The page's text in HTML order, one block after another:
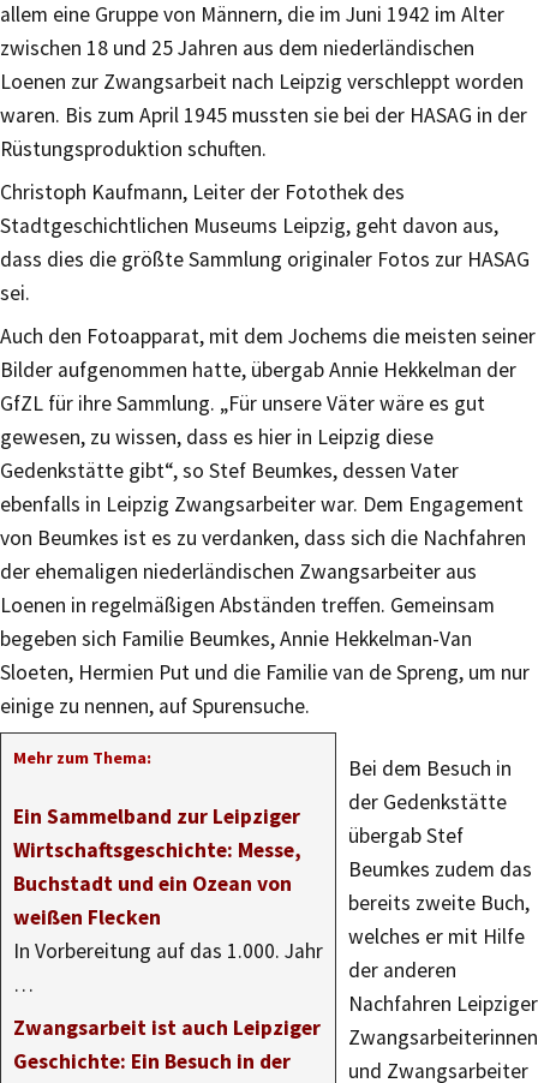
allem eine Gruppe von Männern, die im Juni 1942 im Alter
zwischen 18 und 25 Jahren aus dem niederländischen
Loenen zur Zwangsarbeit nach Leipzig verschleppt worden
waren. Bis zum April 1945 mussten sie bei der HASAG in der
Rüstungsproduktion schuften.
Christoph Kaufmann, Leiter der Fotothek des
Stadtgeschichtlichen Museums Leipzig, geht davon aus,
dass dies die größte Sammlung originaler Fotos zur HASAG
sei.
Auch den Fotoapparat, mit dem Jochems die meisten seiner
Bilder aufgenommen hatte, übergab Annie Hekkelman der
GfZL für ihre Sammlung. „Für unsere Väter wäre es gut
gewesen, zu wissen, dass es hier in Leipzig diese
Gedenkstätte gibt“, so Stef Beumkes, dessen Vater
ebenfalls in Leipzig Zwangsarbeiter war. Dem Engagement
von Beumkes ist es zu verdanken, dass sich die Nachfahren
der ehemaligen niederländischen Zwangsarbeiter aus
Loenen in regelmäßigen Abständen treffen. Gemeinsam
begeben sich Familie Beumkes, Annie Hekkelman-Van
Sloeten, Hermien Put und die Familie van de Spreng, um nur
einige zu nennen, auf Spurensuche.
Mehr zum Thema:
Ein Sammelband zur Leipziger
Wirtschaftsgeschichte: Messe,
Buchstadt und ein Ozean von
weißen Flecken
In Vorbereitung auf das 1.000. Jahr
…
Zwangsarbeit ist auch Leipziger
Geschichte: Ein Besuch in der
Bei dem Besuch in
der Gedenkstätte
übergab Stef
Beumkes zudem das
bereits zweite Buch,
welches er mit Hilfe
der anderen
Nachfahren Leipziger
Zwangsarbeiterinnen
und Zwangsarbeiter